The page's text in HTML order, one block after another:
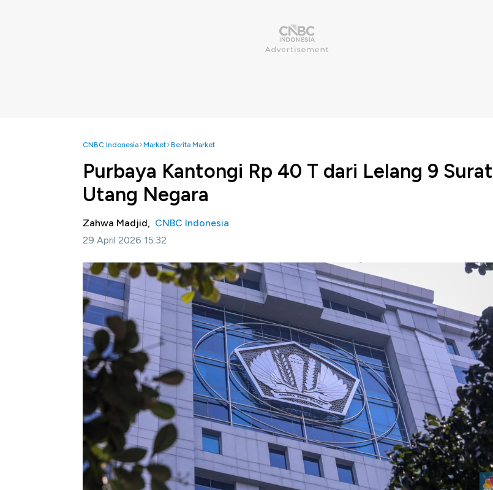
CNBC Indonesia Market Berita Market
Purbaya Kantongi Rp 40 T dari Lelang 9 Surat
Utang Negara
Zahwa Madjid, CNBC Indonesia
29 April 2026 15:32